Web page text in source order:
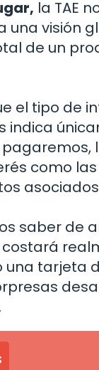
la TAE
una visión
de un
el tipo de
indica
como
saber de
una tarjeta